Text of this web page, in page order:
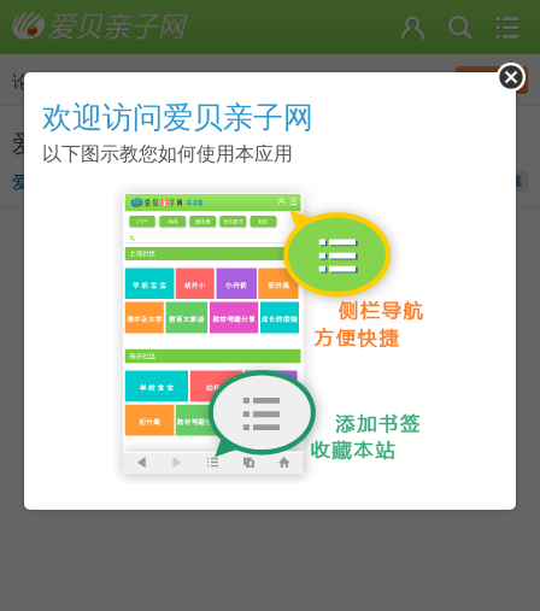
论坛 发帖
爱贝每日签到开启啦~~别想躲着不见人^_^
收藏
爱贝妈妈
欢迎访问爱贝亲子网
以下图示教您如何使用本应用